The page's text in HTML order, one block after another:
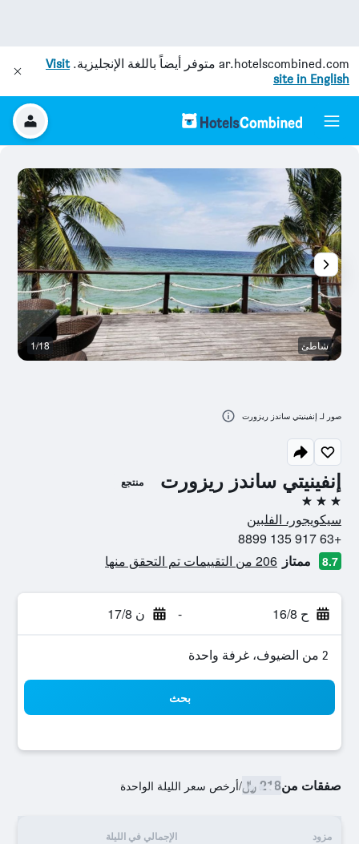
ar.hotelscombined.com متوفر أيضاً باللغة الإنجليزية.Visit
site in English
إنفينيتي ساندز ريزورت منتجع
3 نجوم
سيكويجور، الفلبين
+63 917 135 8899
8.7 ممتاز 206 من التقييمات تم التحقق منها
ح 16/8 - ن 17/8
2 من الضيوف، غرفة واحدة
بحث
صفقات من218 ﷼ /أرخص سعر الليلة الواحدة
مزود الإجمالي في الليلة
شاطئ 1/18
صور لـ إنفينيتي ساندز ريزورت